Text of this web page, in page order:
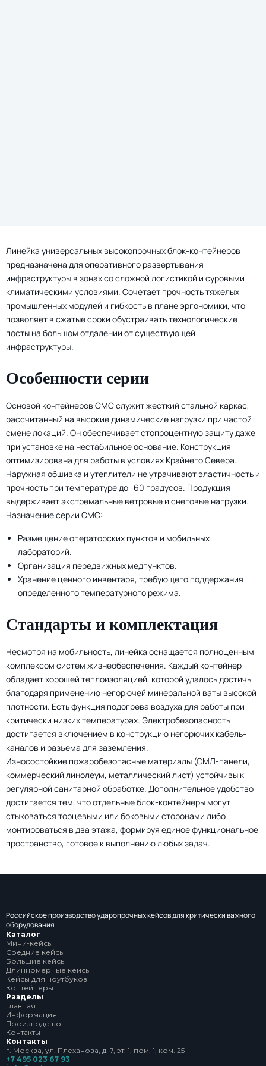
Контейнеры
Патриот
СТС
Мобильный
госпиталь
Мобильные
рабочие
места
Линейка универсальных высокопрочных блок-контейнеров
предназначена для оперативного развертывания
инфраструктуры в зонах со сложной логистикой и суровыми
климатическими условиями. Сочетает прочность тяжелых
промышленных модулей и гибкость в плане эргономики, что
позволяет в сжатые сроки обустраивать технологические
посты на большом отдалении от существующей
инфраструктуры.
Особенности серии
Основой контейнеров СМС служит жесткий стальной каркас,
рассчитанный на высокие динамические нагрузки при частой
смене локаций. Он обеспечивает стопроцентную защиту даже
при установке на нестабильное основание. Конструкция
оптимизирована для работы в условиях Крайнего Севера.
Наружная обшивка и утеплители не утрачивают эластичность и
прочность при температуре до -60 градусов. Продукция
выдерживает экстремальные ветровые и снеговые нагрузки.
Назначение серии СМС:
Размещение операторских пунктов и мобильных
лабораторий.
Организация передвижных медпунктов.
Хранение ценного инвентаря, требующего поддержания
определенного температурного режима.
Стандарты и комплектация
Несмотря на мобильность, линейка оснащается полноценным
комплексом систем жизнеобеспечения. Каждый контейнер
обладает хорошей теплоизоляцией, которой удалось достичь
благодаря применению негорючей минеральной ваты высокой
плотности. Есть функция подогрева воздуха для работы при
критически низких температурах. Электробезопасность
достигается включением в конструкцию негорючих кабель-
каналов и разъема для заземления.
Износостойкие пожаробезопасные материалы (СМЛ-панели,
коммерческий линолеум, металлический лист) устойчивы к
регулярной санитарной обработке. Дополнительное удобство
достигается тем, что отдельные блок-контейнеры могут
стыковаться торцевыми или боковыми сторонами либо
монтироваться в два этажа, формируя единое функциональное
пространство, готовое к выполнению любых задач.
Российское производство ударопрочных кейсов для критически важного
оборудования
Каталог
Мини-кейсы
Средние кейсы
Большие кейсы
Длинномерные кейсы
Кейсы для ноутбуков
Контейнеры
Разделы
Главная
Информация
Производство
Контакты
Контакты
г. Москва, ул. Плеханова, д. 7, эт. 1, пом. 1, ком. 25
+7 495 023 67 93
Оставить заявку
Нажимая кнопку «Отправить», вы даете свое
согласие на обработку персональных данныхи
подтверждаете ознакомление с
политикой обработки персональных данных